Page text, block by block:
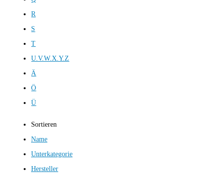
R
S
T
U.V.W.X.Y.Z
Ä
Ö
Ü
Sortieren
Name
Unterkategorie
Hersteller